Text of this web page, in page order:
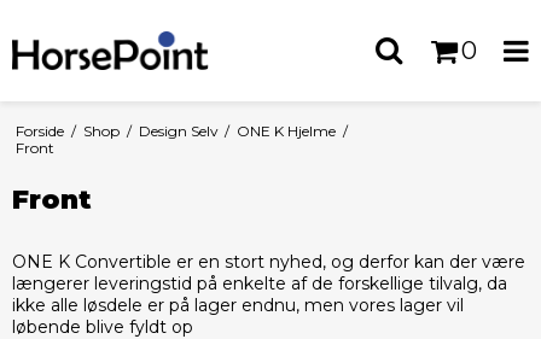
0
Forside / Shop / Design Selv / ONE K Hjelme /
Front
Front
ONE K Convertible er en stort nyhed, og derfor kan der være
længerer leveringstid på enkelte af de forskellige tilvalg, da
ikke alle løsdele er på lager endnu, men vores lager vil
løbende blive fyldt op